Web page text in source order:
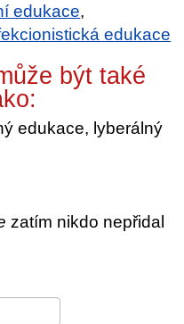
edukace,
edukace
být také
edukace, lyberálný
zatím nikdo nepřidal